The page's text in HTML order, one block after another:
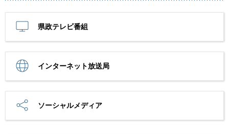
県政テレビ番組
インターネット放送局
ソーシャルメディア